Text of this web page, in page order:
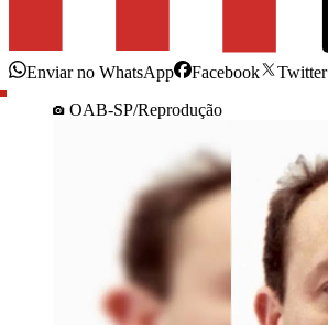
Enviar no WhatsApp Facebook
Twitter
OAB-SP/Reprodução